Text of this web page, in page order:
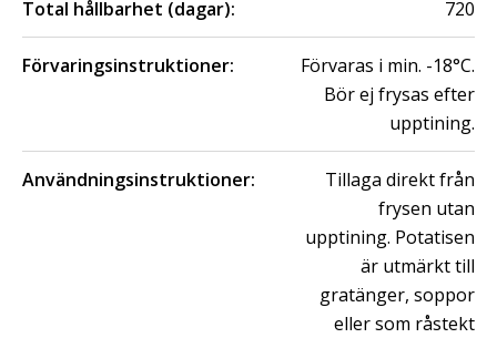
Total hållbarhet (dagar): 720
Förvaringsinstruktioner:
Förvaras i min. -18°C.
Bör ej frysas efter
upptining.
Användningsinstruktioner:
Tillaga direkt från
frysen utan
upptining. Potatisen
är utmärkt till
gratänger, soppor
eller som råstekt